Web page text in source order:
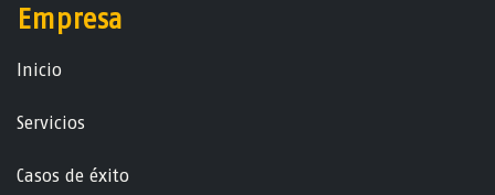
Empresa
Ini​ci​o
Servicios
Casos de éxito